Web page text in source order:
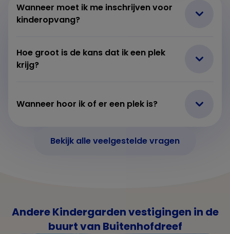
Wanneer moet ik me inschrijven voor
kinderopvang?
Hoe groot is de kans dat ik een plek
krijg?
Wanneer hoor ik of er een plek is?
Bekijk alle veelgestelde vragen
Andere Kindergarden vestigingen in de
buurt van Buitenhofdreef